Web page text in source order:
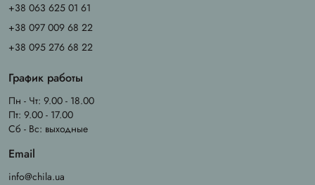
+38 063 625 01 61
+38 097 009 68 22
+38 095 276 68 22
График работы
Пн - Чт: 9.00 - 18.00
Пт: 9.00 - 17.00
Сб - Вс: выходные
Email
info@chila.ua